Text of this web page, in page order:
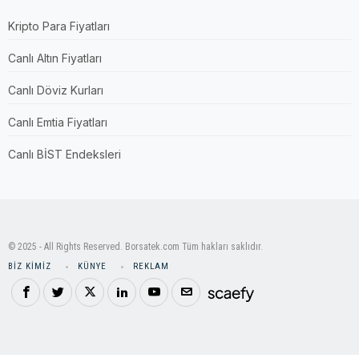
Kripto Para Fiyatları
Canlı Altın Fiyatları
Canlı Döviz Kurları
Canlı Emtia Fiyatları
Canlı BİST Endeksleri
© 2025 - All Rights Reserved. Borsatek.com Tüm hakları saklıdır.
BIZ KIMIZ KÜNYE REKLAM